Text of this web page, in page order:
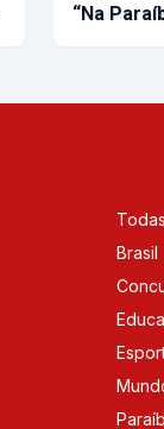
“Na
Brasil